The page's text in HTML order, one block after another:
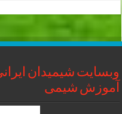
وبسایت شیمیدان
آموزش شیمی